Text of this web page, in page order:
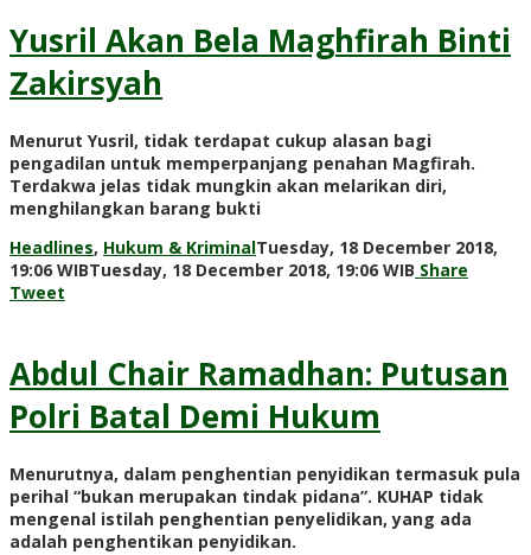
Yusril Akan Bela Maghfirah Binti
Zakirsyah
Menurut Yusril, tidak terdapat cukup alasan bagi
pengadilan untuk memperpanjang penahan Magfirah.
Terdakwa jelas tidak mungkin akan melarikan diri,
menghilangkan barang bukti
Headlines, Hukum & KriminalTuesday, 18 December 2018,
19:06 WIBTuesday, 18 December 2018, 19:06 WIB by
Share
Tweet
Abdul Chair Ramadhan: Putusan
Polri Batal Demi Hukum
Menurutnya, dalam penghentian penyidikan termasuk pula
perihal “bukan merupakan tindak pidana”. KUHAP tidak
mengenal istilah penghentian penyelidikan, yang ada
adalah penghentikan penyidikan.